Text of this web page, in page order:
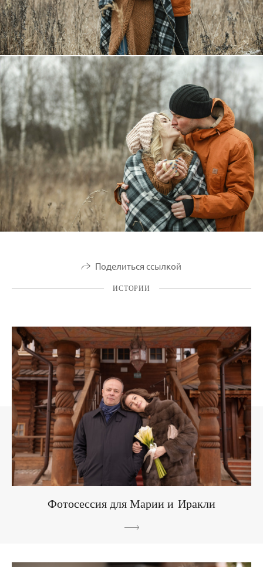
Поделиться ссылкой
ИСТОРИИ
Фотосессия для Марии и Иракли